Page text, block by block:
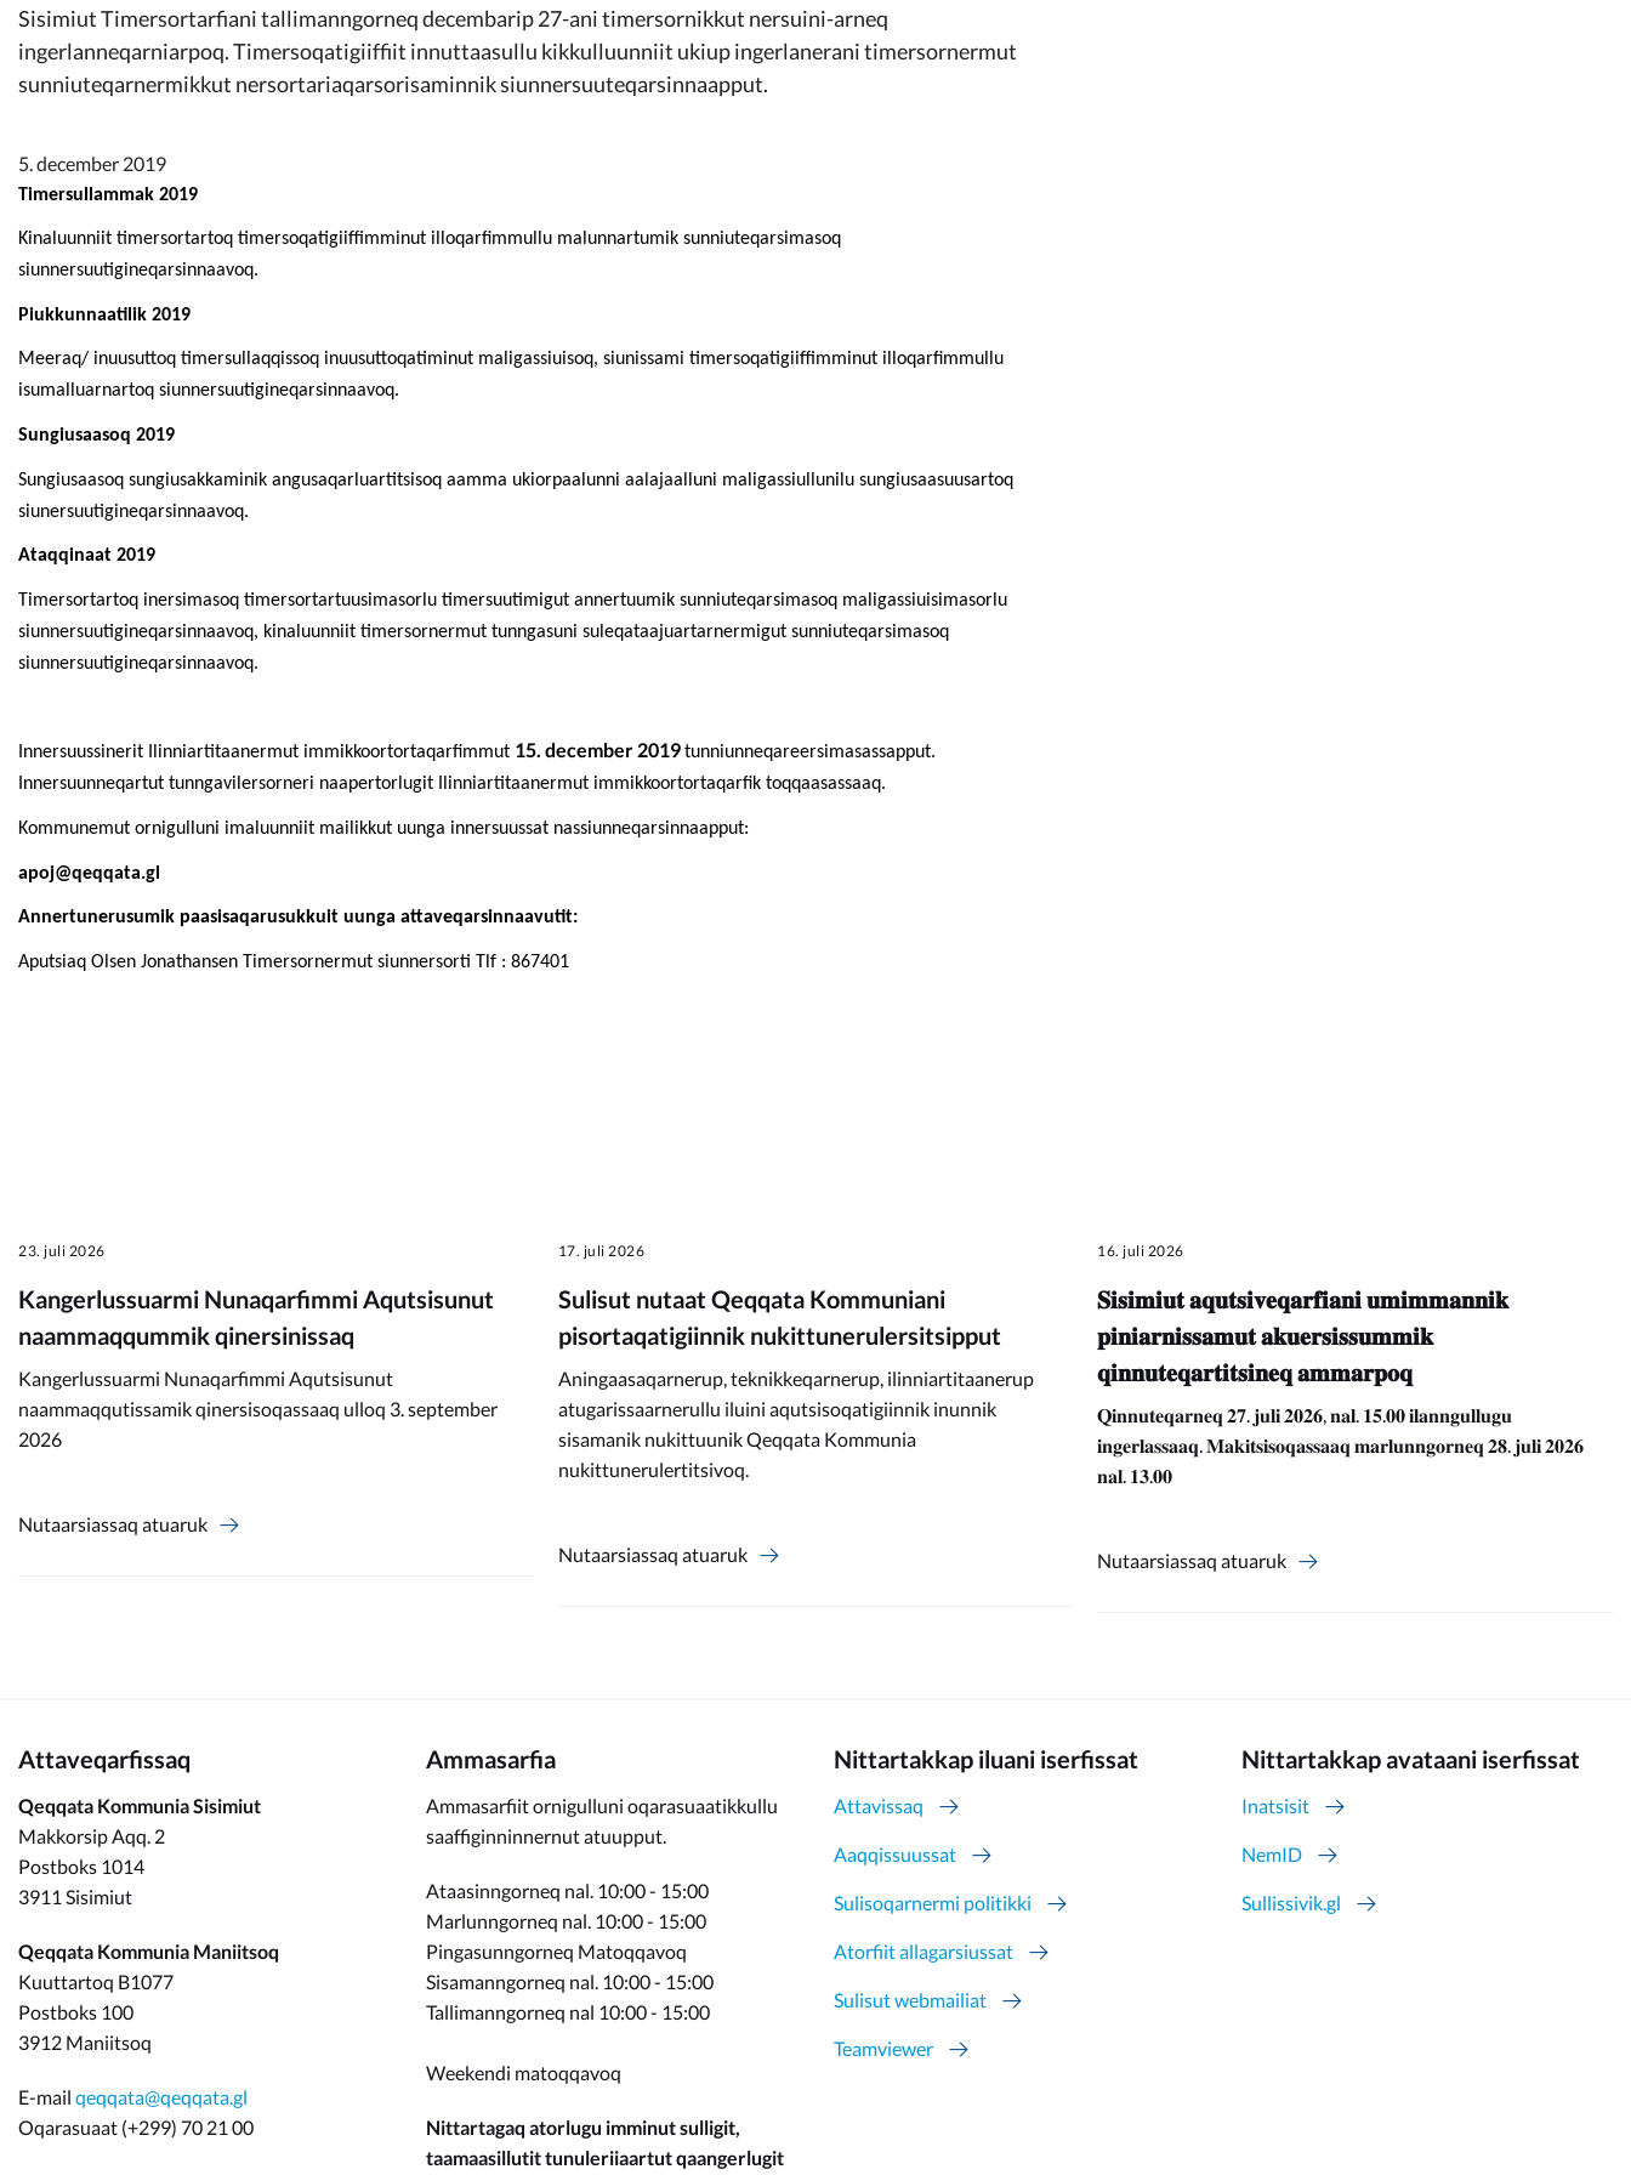
Kommunimi pilersaarut
Kommune pillugu
Sisimiut Timersortarfiani tallimanngorneq decembarip 27-ani timersornikkut nersuini-arneq
ingerlanneqarniarpoq. Timersoqatigiiffiit innuttaasullu kikkulluunniit ukiup ingerlanerani timersornermut
sunniuteqarnermikkut nersortariaqarsorisaminnik siunnersuuteqarsinnaapput.
5. december 2019
Timersullammak 2019
Kinaluunniit timersortartoq timersoqatigiiffimminut illoqarfimmullu malunnartumik sunniuteqarsimasoq
siunnersuutigineqarsinnaavoq.
Piukkunnaatilik 2019
Meeraq/ inuusuttoq timersullaqqissoq inuusuttoqatiminut maligassiuisoq, siunissami timersoqatigiiffimminut illoqarfimmullu
isumalluarnartoq siunnersuutigineqarsinnaavoq.
Sungiusaasoq 2019
Sungiusaasoq sungiusakkaminik angusaqarluartitsisoq aamma ukiorpaalunni aalajaalluni maligassiullunilu sungiusaasuusartoq
siunersuutigineqarsinnaavoq.
Ataqqinaat 2019
Timersortartoq inersimasoq timersortartuusimasorlu timersuutimigut annertuumik sunniuteqarsimasoq maligassiuisimasorlu
siunnersuutigineqarsinnaavoq, kinaluunniit timersornermut tunngasuni suleqataajuartarnermigut sunniuteqarsimasoq
siunnersuutigineqarsinnaavoq.
Innersuussinerit Ilinniartitaanermut immikkoortortaqarfimmut 15. december 2019tunniunneqareersimasassapput.
Innersuunneqartut tunngavilersorneri naapertorlugit Ilinniartitaanermut immikkoortortaqarfik toqqaasassaaq.
Kommunemut ornigulluni imaluunniit mailikkut uunga innersuussat nassiunneqarsinnaapput:
apoj@qeqqata.gl
Annertunerusumik paasisaqarusukkuit uunga attaveqarsinnaavutit:
Aputsiaq Olsen Jonathansen Timersornermut siunnersorti Tlf : 867401
23. juli 2026
Kangerlussuarmi Nunaqarfimmi Aqutsisunut
naammaqqummik qinersinissaq
Kangerlussuarmi Nunaqarfimmi Aqutsisunut
naammaqqutissamik qinersisoqassaaq ulloq 3. september
2026
Nutaarsiassaq atuaruk
17. juli 2026
Sulisut nutaat Qeqqata Kommuniani
pisortaqatigiinnik nukittunerulersitsipput
Aningaasaqarnerup, teknikkeqarnerup, ilinniartitaanerup
atugarissaarnerullu iluini aqutsisoqatigiinnik inunnik
sisamanik nukittuunik Qeqqata Kommunia
nukittunerulertitsivoq.
Nutaarsiassaq atuaruk
16. juli 2026
𝐒𝐢𝐬𝐢𝐦𝐢𝐮𝐭 𝐚𝐪𝐮𝐭𝐬𝐢𝐯𝐞𝐪𝐚𝐫𝐟𝐢𝐚𝐧𝐢 𝐮𝐦𝐢𝐦𝐦𝐚𝐧𝐧𝐢𝐤
𝐩𝐢𝐧𝐢𝐚𝐫𝐧𝐢𝐬𝐬𝐚𝐦𝐮𝐭 𝐚𝐤𝐮𝐞𝐫𝐬𝐢𝐬𝐬𝐮𝐦𝐦𝐢𝐤
𝐪𝐢𝐧𝐧𝐮𝐭𝐞𝐪𝐚𝐫𝐭𝐢𝐭𝐬𝐢𝐧𝐞𝐪 𝐚𝐦𝐦𝐚𝐫𝐩𝐨𝐪
𝐐𝐢𝐧𝐧𝐮𝐭𝐞𝐪𝐚𝐫𝐧𝐞𝐪 𝟐𝟕. 𝐣𝐮𝐥𝐢 𝟐𝟎𝟐𝟔, 𝐧𝐚𝐥. 𝟏𝟓.𝟎𝟎 𝐢𝐥𝐚𝐧𝐧𝐠𝐮𝐥𝐥𝐮𝐠𝐮
𝐢𝐧𝐠𝐞𝐫𝐥𝐚𝐬𝐬𝐚𝐚𝐪. 𝐌𝐚𝐤𝐢𝐭𝐬𝐢𝐬𝐨𝐪𝐚𝐬𝐬𝐚𝐚𝐪 𝐦𝐚𝐫𝐥𝐮𝐧𝐧𝐠𝐨𝐫𝐧𝐞𝐪 𝟐𝟖. 𝐣𝐮𝐥𝐢 𝟐𝟎𝟐𝟔
𝐧𝐚𝐥. 𝟏𝟑.𝟎𝟎
Nutaarsiassaq atuaruk
Attaveqarfissaq
Qeqqata Kommunia Sisimiut
Makkorsip Aqq. 2
Postboks 1014
3911 Sisimiut
Qeqqata Kommunia Maniitsoq
Kuuttartoq B1077
Postboks 100
3912 Maniitsoq
E-mail qeqqata@qeqqata.gl
Oqarasuaat (+299) 70 21 00
Ammasarfia
Ammasarfiit ornigulluni oqarasuaatikkullu
saaffiginninnernut atuupput.
Ataasinngorneq nal. 10:00 - 15:00
Marlunngorneq nal. 10:00 - 15:00
Pingasunngorneq Matoqqavoq
Sisamanngorneq nal. 10:00 - 15:00
Tallimanngorneq nal 10:00 - 15:00
Weekendi matoqqavoq
Nittartagaq atorlugu imminut sulligit,
taamaasillutit tunuleriiaartut qaangerlugit
Nittartakkap iluani iserfissat
Attavissaq
Aaqqissuussat
Sulisoqarnermi politikki
Atorfiit allagarsiussat
Sulisut webmailiat
Teamviewer
Nittartakkap avataani iserfissat
Inatsisit
NemID
Sullissivik.gl